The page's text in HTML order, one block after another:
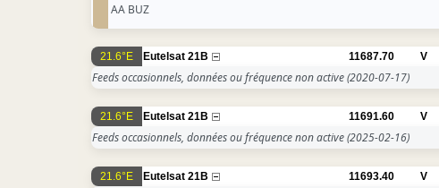
AA BUZ
21.6°E Eutelsat 21B 11687.70 V
Feeds occasionnels, données ou fréquence non active(2020-07-17)
21.6°E Eutelsat 21B 11691.60 V
Feeds occasionnels, données ou fréquence non active(2025-02-16)
21.6°E Eutelsat 21B 11693.40 V